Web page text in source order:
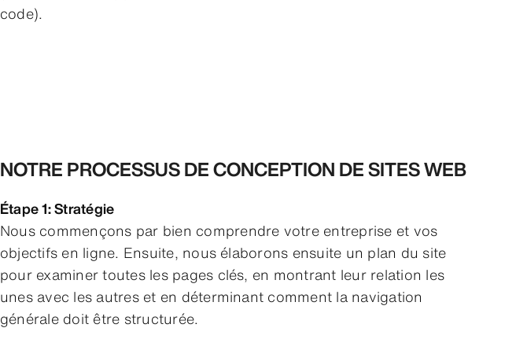
code).
NOTRE PROCESSUS DE CONCEPTION DE SITES WEB
Étape 1: Stratégie
Nous commençons par bien comprendre votre entreprise et vos
objectifs en ligne. Ensuite, nous élaborons ensuite un plan du site
pour examiner toutes les pages clés, en montrant leur relation les
unes avec les autres et en déterminant comment la navigation
générale doit être structurée.